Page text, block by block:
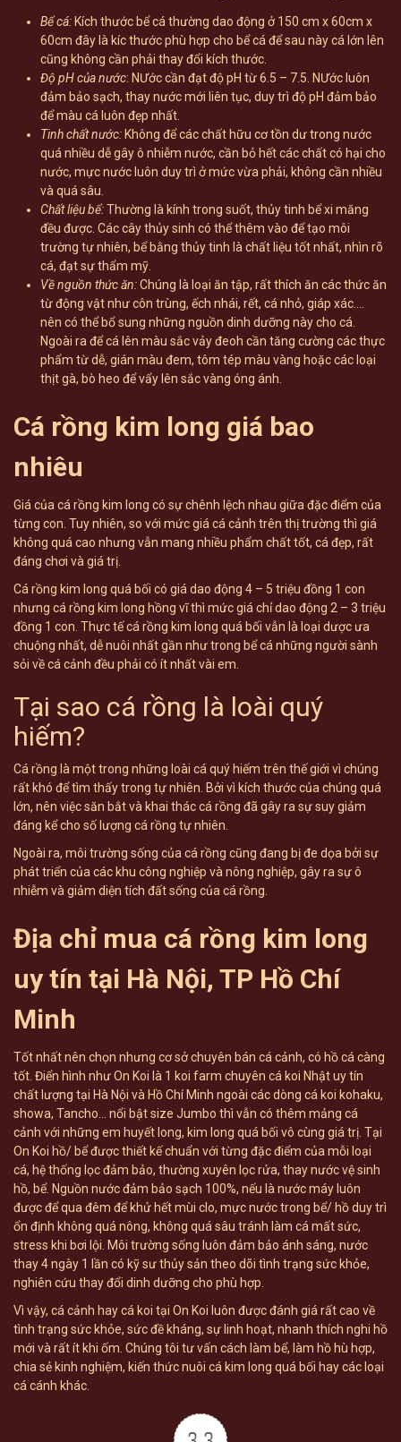
Bể cá: Kích thước bể cá thường dao động ở 150 cm x 60cm x
60cm đây là kíc thước phù hợp cho bể cá để sau này cá lớn lên
cũng không cần phải thay đổi kích thước.
Độ pH của nước: NƯớc cần đạt độ pH từ 6.5 – 7.5. NƯớc luôn
đảm bảo sạch, thay nước mới liên tục, duy trì độ pH đảm bảo
để màu cá luôn đẹp nhất.
Tinh chất nước: Không để các chất hữu cơ tồn dư trong nước
quá nhiều dễ gây ô nhiễm nước, cần bỏ hết các chất có hại cho
nước, mực nước luôn duy trì ở mức vừa phải, không cần nhiều
và quá sâu.
Chất liệu bể:Thường là kính trong suốt, thủy tinh bể xi măng
đều được. Các cây thủy sinh có thể thêm vào để tạo môi
trường tự nhiên, bể bằng thủy tinh là chất liệu tốt nhất, nhìn rõ
cá, đạt sự thẩm mỹ.
Về nguồn thức ăn:Chúng là loại ăn tập, rất thích ăn các thức ăn
từ động vật như côn trùng, ếch nhái, rết, cá nhỏ, giáp xác….
nên có thể bổ sung những nguồn dinh dưỡng này cho cá.
Ngoài ra để cá lên màu sắc vảy đeoh cần tăng cường các thực
phẩm từ dễ, gián màu đem, tôm tép màu vàng hoặc các loại
thịt gà, bò heo để vẩy lên sắc vàng óng ánh.
Cá rồng kim long giá bao
nhiêu
Giá của cá rồng kim long có sự chênh lệch nhau giữa đặc điểm của
từng con. Tuy nhiên, so với mức giá cá cảnh trên thị trường thì giá
không quá cao nhưng vẫn mang nhiều phẩm chất tốt, cá đẹp, rất
đáng chơi và giá trị.
Cá rồng kim long quá bối có giá dao động 4 – 5 triệu đồng 1 con
nhưng cá rồng kim long hồng vĩ thì mức giá chỉ dao động 2 – 3 triệu
đồng 1 con. Thực tế cá rồng kim long quá bối vẫn là loại dược ưa
chuộng nhất, dễ nuôi nhất gần như trong bể cá những người sành
sỏi về cá cảnh đều phải có ít nhất vài em.
Tại sao cá rồng là loài quý
hiếm?
Cá rồng là một trong những loài cá quý hiếm trên thế giới vì chúng
rất khó để tìm thấy trong tự nhiên. Bởi vì kích thước của chúng quá
lớn, nên việc săn bắt và khai thác cá rồng đã gây ra sự suy giảm
đáng kể cho số lượng cá rồng tự nhiên.
Ngoài ra, môi trường sống của cá rồng cũng đang bị đe dọa bởi sự
phát triển của các khu công nghiệp và nông nghiệp, gây ra sự ô
nhiễm và giảm diện tích đất sống của cá rồng.
Địa chỉ mua cá rồng kim long
uy tín tại Hà Nội, TP Hồ Chí
Minh
Tốt nhất nên chọn nhưng cơ sở chuyên bán cá cảnh, có hồ cá càng
tốt. Điển hình như On Koi là 1 koi farm chuyên cá koi Nhật uy tín
chất lượng tại Hà Nội và Hồ Chí Minh ngoài các dòng cá koi kohaku,
showa, Tancho… nổi bật size Jumbo thì vẫn có thêm mảng cá
cảnh với những em huyết long, kim long quá bối vô cùng giá trị. Tại
On Koi hồ/ bể được thiết kế chuẩn với từng đặc điểm của mỗi loại
cá, hệ thống lọc đảm bảo, thường xuyên lọc rửa, thay nước vệ sinh
hồ, bể. Nguồn nước đảm bảo sạch 100%, nếu là nước máy luôn
được để qua đêm để khử hết mùi clo, mực nước trong bể/ hồ duy trì
ổn định không quá nông, không quá sâu tránh làm cá mất sức,
stress khi bơi lội. Môi trường sống luôn đảm bảo ánh sáng, nước
thay 4 ngày 1 lần có kỹ sư thủy sản theo dõi tình trạng sức khỏe,
nghiên cứu thay đổi dinh dưỡng cho phù hợp.
Vì vậy, cá cảnh hay cá koi tại On Koi luôn được đánh giá rất cao về
tình trạng sức khỏe, sức đề kháng, sự linh hoạt, nhanh thích nghi hồ
mới và rất ít khi ốm. Chúng tôi tư vấn cách làm bể, làm hồ hù hợp,
chia sẻ kinh nghiệm, kiến thức nuôi cá kim long quá bối hay các loại
cá cánh khác.